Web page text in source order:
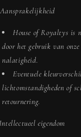
House of Royaltys is
door het gebruik van
nalatigheid.
Eventuele
lichtomstandigheden of
retournering.
eigendom